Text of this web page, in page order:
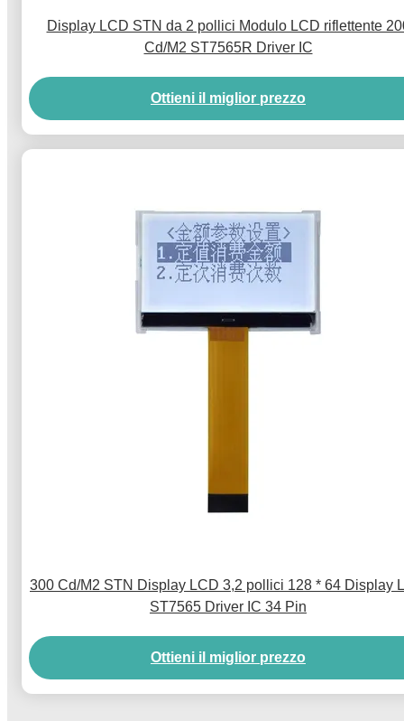
Display LCD STN da 2 pollici Modulo LCD riflettente
Cd/M2 ST7565R Driver IC
Ottieni il miglior prezzo
300 Cd/M2 STN Display LCD 3,2 pollici 128 * 64 Display
ST7565 Driver IC 34 Pin
Ottieni il miglior prezzo